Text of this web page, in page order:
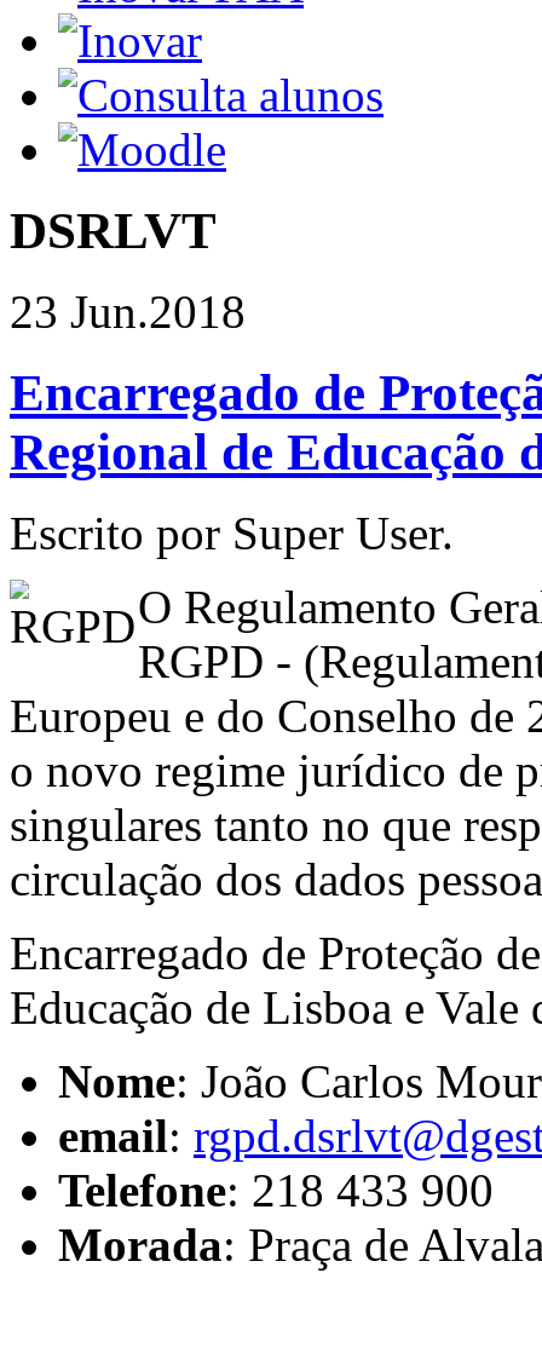
DSRLVT
23 Jun.2018
Encarregado de
Regional de Educação
Escrito por Super User.
O Regulamento
RGPD -
Europeu e do Conselho de
o novo regime jurídico de
singulares tanto no que
circulação dos dados
Encarregado de Proteção
Educação de Lisboa e
Nome: João Carlos
email:
Telefone: 218 433 900
Morada: Praça de